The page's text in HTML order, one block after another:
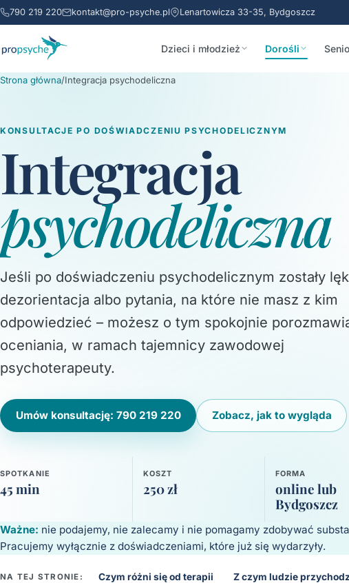
790 219 220 kontakt@pro-psyche.pl Lenartowicza 33-35, Bydgoszcz
Dzieci i młodzież Dorośli
Strona główna/Integracja psychodeliczna
KONSULTACJE PO DOŚWIADCZENIU PSYCHODELICZNYM
Integracja
psychodeliczna
Jeśli po doświadczeniu psychodelicznym zostały
dezorientacja albo pytania, na które nie masz z kim
odpowiedzieć – możesz o tym spokojnie
oceniania, w ramach tajemnicy zawodowej
psychoterapeuty.
Umów konsultację: 790 219 220 Zobacz, jak to wygląda
SPOTKANIE
45 min
KOSZT
250 zł
FORMA
online lub
Bydgoszcz
Ważne: nie podajemy, nie zalecamy i nie pomagamy zdobywać
Pracujemy wyłącznie z doświadczeniami, które już się wydarzyły.
NA TEJ STRONIE: Czym różni się od terapii Z czym ludzie